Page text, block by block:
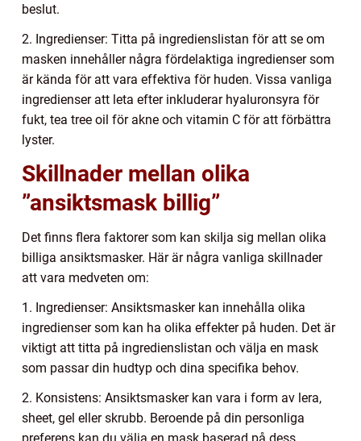
beslut.
2. Ingredienser: Titta på ingredienslistan för att se om
masken innehåller några fördelaktiga ingredienser som
är kända för att vara effektiva för huden. Vissa vanliga
ingredienser att leta efter inkluderar hyaluronsyra för
fukt, tea tree oil för akne och vitamin C för att förbättra
lyster.
Skillnader mellan olika
”ansiktsmask billig”
Det finns flera faktorer som kan skilja sig mellan olika
billiga ansiktsmasker. Här är några vanliga skillnader
att vara medveten om:
1. Ingredienser: Ansiktsmasker kan innehålla olika
ingredienser som kan ha olika effekter på huden. Det är
viktigt att titta på ingredienslistan och välja en mask
som passar din hudtyp och dina specifika behov.
2. Konsistens: Ansiktsmasker kan vara i form av lera,
sheet, gel eller skrubb. Beroende på din personliga